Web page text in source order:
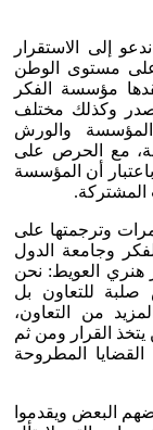
إلى الاستقرار
على مستوى الوطن
مؤسسة الفكر
وكذلك مختلف
والورش
مع الحرص على
أن المؤسسة
المشتركة.
وترجمتها على
وجامعة الدول
هنري العويط: نحن
للتعاون بل
من التعاون،
القرار ومن ثم
المطروحة
البعض ويقدموا